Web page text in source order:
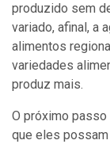
produzido sem
variado, afinal, a
alimentos
variedades
produz mais.
O próximo
que eles